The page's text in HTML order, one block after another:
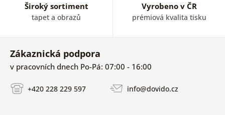
Široký sortiment
tapet a obrazů
Vyrobeno v ČR
prémiová kvalita tisku
Zákaznická podpora
v pracovních dnech Po-Pá: 07:00 - 16:00
+420 228 229 597 info@dovido.cz